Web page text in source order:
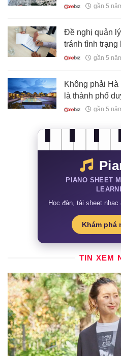
gần 5
Đề nghị quản lý
tránh tình trạng
vốn giá trị lớn
gần 5
Không phải
là thành phố
thị trường BĐS
gần 5
PIANO SHEET
Học đàn, tải sheet
Khám phá
TIN XEM